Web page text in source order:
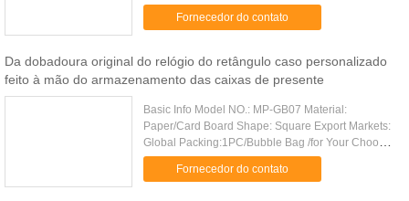
Yoga, Pilate and Exercise Mat Color Can be
customized Feature Full zip ...
Fornecedor do contato
Da dobadoura original do relógio do retângulo caso personalizado
feito à mão do armazenamento das caixas de presente
Basic Info Model NO.: MP-GB07 Material:
Paper/Card Board Shape: Square Export Markets:
Global Packing:1PC/Bubble Bag /for Your Choose
Standard:16.5CM*16.5.5CM*5.6CM Product
Description 1. Material: Faux leather...
Fornecedor do contato